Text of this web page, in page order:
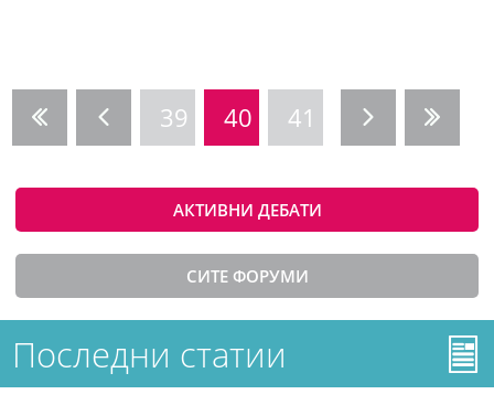
39 40 41
АКТИВНИ ДЕБАТИ
СИТЕ ФОРУМИ
Последни статии